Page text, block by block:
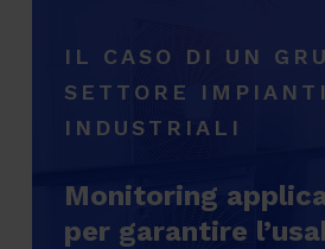
IL CASO DI UN
SETTORE IMPIANTI
INDUSTRIALI
Monitoring
per garantire